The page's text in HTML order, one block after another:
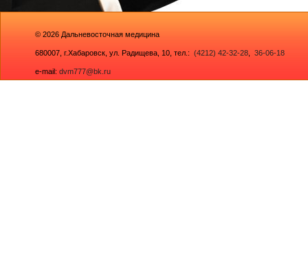
© 2026 Дальневосточная медицина
680007, г.Хабаровск, ул. Радищева, 10 , тел.: (4212) 42-32-28 36-06-18
e-mail: dvm777@bk.ru